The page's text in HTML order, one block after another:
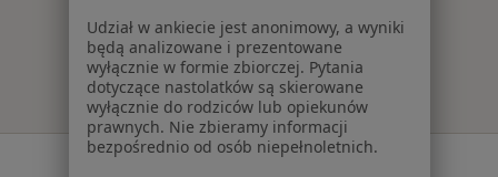
Udział w ankiecie jest anonimowy, a wyniki
będą analizowane i prezentowane
wyłącznie w formie zbiorczej. Pytania
dotyczące nastolatków są skierowane
wyłącznie do rodziców lub opiekunów
prawnych. Nie zbieramy informacji
bezpośrednio od osób niepełnoletnich.